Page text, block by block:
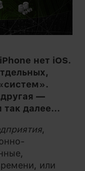
нет iOS.
—
далее...
,
или